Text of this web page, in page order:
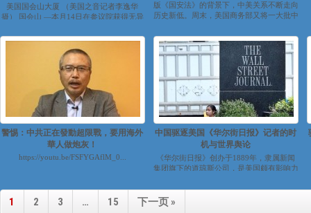
美国国会山大厦 （美国之音记者李逸华
摄） 国会山 —本月14日在参议院获得无异
版《国安法》的背景下，中美关系不断走向
历史新低。周末，美国商务部又将一大批中
警惕：中共正在發動超限戰，要用海外
華人做炮灰！
https://youtu.be/FSFYGAflM_0...
中国驱逐美国《华尔街日报》记者的时
机与世界舆论
《华尔街日报》创办于1889年，隶属新闻
集团旗下的道琼斯公司，是美国颇有影响力
1 2 3 … 15 下一页 »